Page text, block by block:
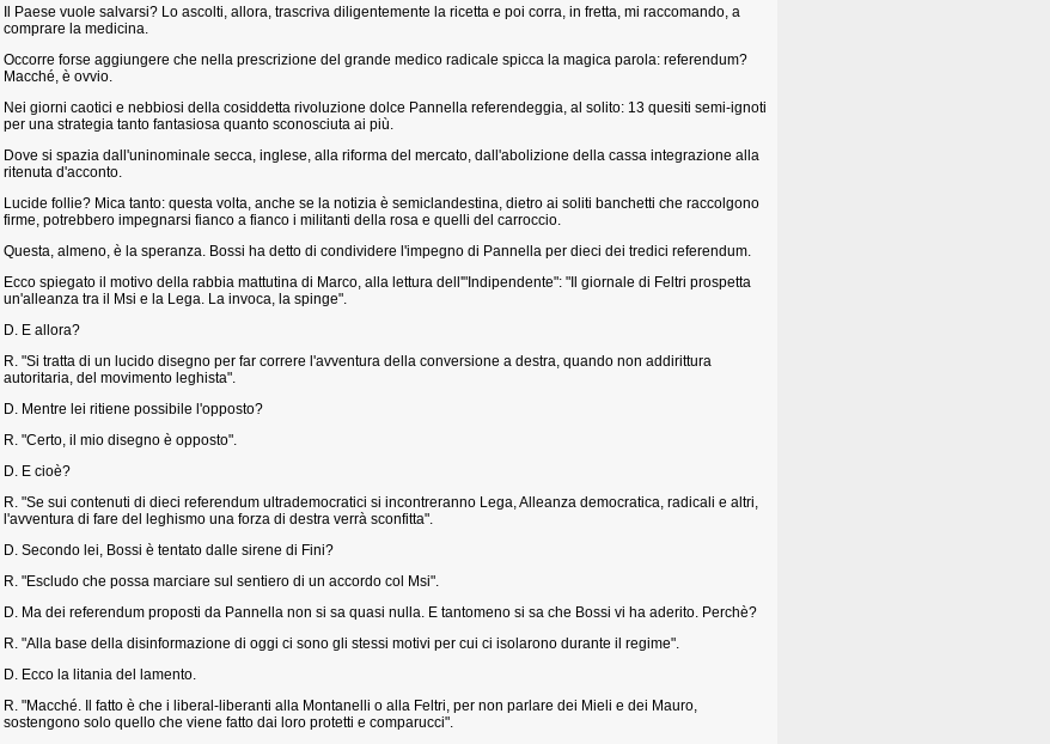
Il Paese vuole salvarsi? Lo ascolti, allora, trascriva diligentemente la ricetta e poi corra, in fretta, mi raccomando, a
comprare la medicina.
Occorre forse aggiungere che nella prescrizione del grande medico radicale spicca la magica parola: referendum?
Macché, è ovvio.
Nei giorni caotici e nebbiosi della cosiddetta rivoluzione dolce Pannella referendeggia, al solito: 13 quesiti semi-ignoti
per una strategia tanto fantasiosa quanto sconosciuta ai più.
Dove si spazia dall'uninominale secca, inglese, alla riforma del mercato, dall'abolizione della cassa integrazione alla
ritenuta d'acconto.
Lucide follie? Mica tanto: questa volta, anche se la notizia è semiclandestina, dietro ai soliti banchetti che raccolgono
firme, potrebbero impegnarsi fianco a fianco i militanti della rosa e quelli del carroccio.
Questa, almeno, è la speranza. Bossi ha detto di condividere l'impegno di Pannella per dieci dei tredici referendum.
Ecco spiegato il motivo della rabbia mattutina di Marco, alla lettura dell'"Indipendente": "Il giornale di Feltri prospetta
un'alleanza tra il Msi e la Lega. La invoca, la spinge".
D. E allora?
R. "Si tratta di un lucido disegno per far correre l'avventura della conversione a destra, quando non addirittura
autoritaria, del movimento leghista".
D. Mentre lei ritiene possibile l'opposto?
R. "Certo, il mio disegno è opposto".
D. E cioè?
R. "Se sui contenuti di dieci referendum ultrademocratici si incontreranno Lega, Alleanza democratica, radicali e altri,
l'avventura di fare del leghismo una forza di destra verrà sconfitta".
D. Secondo lei, Bossi è tentato dalle sirene di Fini?
R. "Escludo che possa marciare sul sentiero di un accordo col Msi".
D. Ma dei referendum proposti da Pannella non si sa quasi nulla. E tantomeno si sa che Bossi vi ha aderito. Perchè?
R. "Alla base della disinformazione di oggi ci sono gli stessi motivi per cui ci isolarono durante il regime".
D. Ecco la litania del lamento.
R. "Macché. Il fatto è che i liberal-liberanti alla Montanelli o alla Feltri, per non parlare dei Mieli e dei Mauro,
sostengono solo quello che viene fatto dai loro protetti e comparucci".